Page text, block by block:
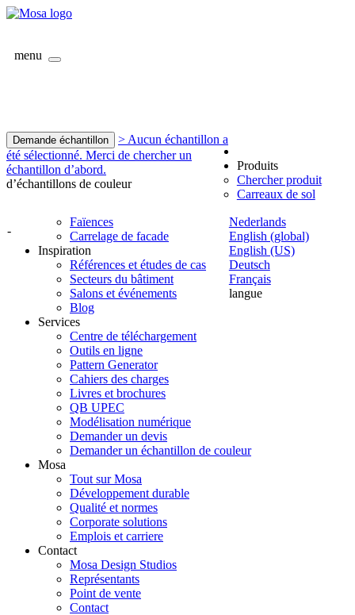
menu
Demande échantillon
> Aucun échantillon a
été sélectionné. Merci de chercher un
échantillon d’abord.
d’échantillons de couleur
-
Nederlands
English (global)
English (US)
Deutsch
Français
langue
Produits
Chercher produit
Carreaux de sol
Faïences
Carrelage de facade
Inspiration
Références et études de cas
Secteurs du bâtiment
Salons et événements
Blog
Services
Centre de téléchargement
Outils en ligne
Pattern Generator
Cahiers des charges
Livres et brochures
QB UPEC
Modélisation numérique
Demander un devis
Demander un échantillon de couleur
Mosa
Tout sur Mosa
Développement durable
Qualité et normes
Corporate solutions
Emplois et carriere
Contact
Mosa Design Studios
Représentants
Point de vente
Contact